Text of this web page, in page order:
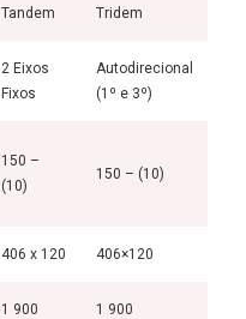
Tandem Tridem
2 Eixos
Fixos
Autodirecional
(1º e 3º)
150 –
(10)
150 – (10)
406 x 120 406×120
1 900 1 900